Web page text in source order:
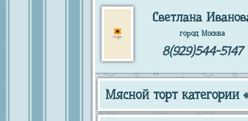
Светлана
город Москва
8(929)544-5147
Мясной торт категории